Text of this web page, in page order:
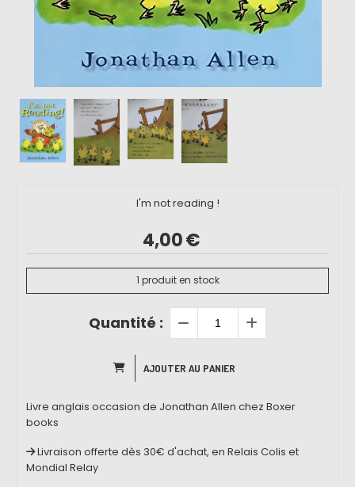
I'm not reading !
4,00€
1 produit en stock
Quantité :
AJOUTER AU PANIER
Livre anglais occasion de Jonathan Allen chez Boxer
books
Livraison offerte dès 30€ d'achat, en Relais Colis et
Mondial Relay